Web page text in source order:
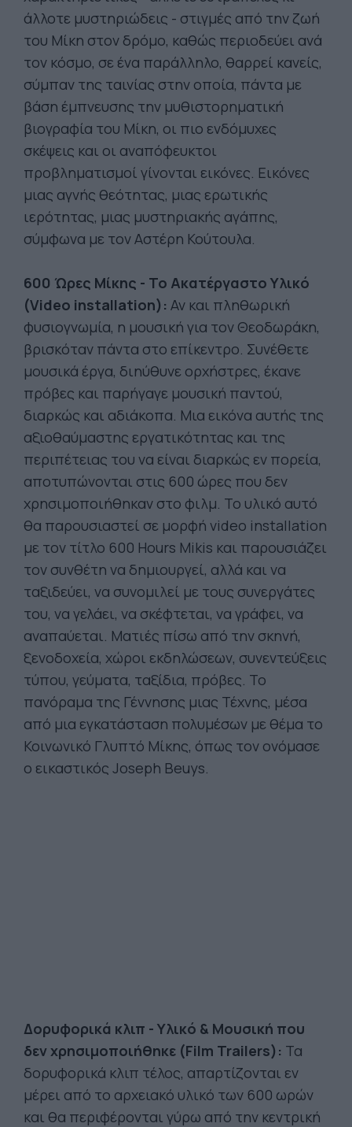
άλλοτε μυστηριώδεις - στιγμές από την ζωή
του Μίκη στον δρόμο, καθώς περιοδεύει ανά
τον κόσμο, σε ένα παράλληλο, θαρρεί κανείς,
σύμπαν της ταινίας στην οποία, πάντα με
βάση έμπνευσης την μυθιστορηματική
βιογραφία του Μίκη, οι πιο ενδόμυχες
σκέψεις και οι αναπόφευκτοι
προβληματισμοί γίνονται εικόνες. Εικόνες
μιας αγνής θεότητας, μιας ερωτικής
ιερότητας, μιας μυστηριακής αγάπης,
σύμφωνα με τον Αστέρη Κούτουλα.
600 Ώρες Μίκης - Το Ακατέργαστο Υλικό
(Video installation): Αν και πληθωρική
φυσιογνωμία, η μουσική για τον Θεοδωράκη,
βρισκόταν πάντα στο επίκεντρο. Συνέθετε
μουσικά έργα, διηύθυνε ορχήστρες, έκανε
πρόβες και παρήγαγε μουσική παντού,
διαρκώς και αδιάκοπα. Μια εικόνα αυτής της
αξιοθαύμαστης εργατικότητας και της
περιπέτειας του να είναι διαρκώς εν πορεία,
αποτυπώνονται στις 600 ώρες που δεν
χρησιμοποιήθηκαν στο φιλμ. Το υλικό αυτό
θα παρουσιαστεί σε μορφή video installation
με τον τίτλο 600 Hours Mikis και παρουσιάζει
τον συνθέτη να δημιουργεί, αλλά και να
ταξιδεύει, να συνομιλεί με τους συνεργάτες
του, να γελάει, να σκέφτεται, να γράφει, να
αναπαύεται. Ματιές πίσω από την σκηνή,
ξενοδοχεία, χώροι εκδηλώσεων, συνεντεύξεις
τύπου, γεύματα, ταξίδια, πρόβες. Το
πανόραμα της Γέννησης μιας Τέχνης, μέσα
από μια εγκατάσταση πολυμέσων με θέμα το
Κοινωνικό Γλυπτό Μίκης, όπως τον ονόμασε
ο εικαστικός Joseph Beuys.
Δορυφορικά κλιπ - Υλικό & Μουσική που
δεν χρησιμοποιήθηκε (Film Trailers): Τα
δορυφορικά κλιπ τέλος, απαρτίζονται εν
μέρει από το αρχειακό υλικό των 600 ωρών
και θα περιφέρονται γύρω από την κεντρική